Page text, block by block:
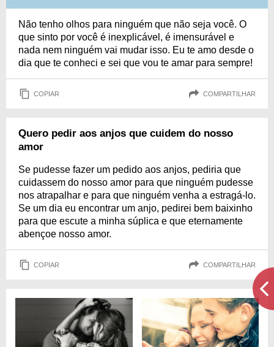
Não tenho olhos para ninguém que não seja você. O
que sinto por você é inexplicável, é imensurável e
nada nem ninguém vai mudar isso. Eu te amo desde o
dia que te conheci e sei que vou te amar para sempre!
COPIAR COMPARTILHAR
Quero pedir aos anjos que cuidem do nosso
amor
Se pudesse fazer um pedido aos anjos, pediria que
cuidassem do nosso amor para que ninguém pudesse
nos atrapalhar e para que ninguém venha a estragá-lo.
Se um dia eu encontrar um anjo, pedirei bem baixinho
para que escute a minha súplica e que eternamente
abençoe nosso amor.
COPIAR COMPARTILHAR